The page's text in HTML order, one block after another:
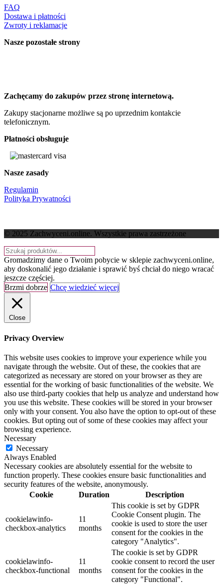
FAQ
Dostawa i płatności
Zwroty i reklamacje
Nasze pozostałe strony
Zachęcamy do zakupów przez stronę internetową.
Zakupy stacjonarne możliwe są po uprzednim kontakcie
telefonicznym.
Płatności obsługuje
Nasze zasady
Regulamin
Polityka Prywatności
© 2025 Zachwyceni.online. Wszystkie prawa zastrzeżone
Gromadzimy dane o Twoim pobycie w sklepie zachwyceni.online,
aby doskonalić jego działanie i sprawić byś chciał do niego wracać
jeszcze częściej.
Brzmi dobrze Chcę wiedzieć więcej
Close
Privacy Overview
This website uses cookies to improve your experience while you
navigate through the website. Out of these, the cookies that are
categorized as necessary are stored on your browser as they are
essential for the working of basic functionalities of the website. We
also use third-party cookies that help us analyze and understand how
you use this website. These cookies will be stored in your browser
only with your consent. You also have the option to opt-out of these
cookies. But opting out of some of these cookies may affect your
browsing experience.
Necessary
Necessary
Always Enabled
Necessary cookies are absolutely essential for the website to
function properly. These cookies ensure basic functionalities and
security features of the website, anonymously.
Cookie
Duration Description
cookielawinfo-
checkbox-analytics
11
months
This cookie is set by GDPR
Cookie Consent plugin. The
cookie is used to store the user
consent for the cookies in the
category "Analytics".
cookielawinfo-
checkbox-functional
11
months
The cookie is set by GDPR
cookie consent to record the user
consent for the cookies in the
category "Functional".